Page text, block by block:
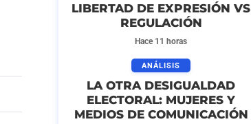
LIBERTAD DE EXPRESIÓN VS
REGULACIÓN
Hace 11 horas
ANÁLISIS
LA OTRA DESIGUALDAD
ELECTORAL: MUJERES Y
MEDIOS DE COMUNICACIÓN